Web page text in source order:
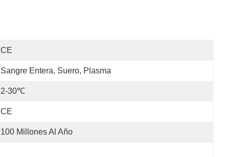
CE
Sangre Entera, Suero, Plasma
2-30℃
CE
100 Millones Al Año